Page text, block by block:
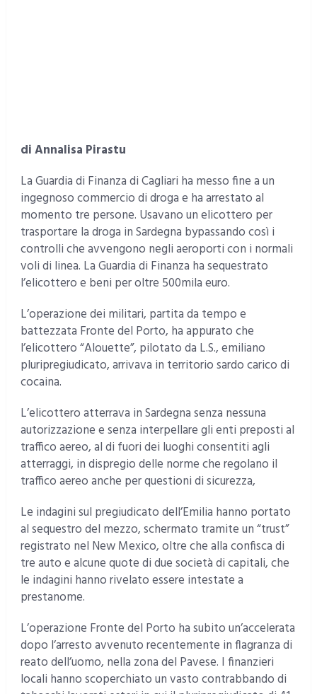
di Annalisa Pirastu
La Guardia di Finanza di Cagliari ha messo fine a un
ingegnoso commercio di droga e ha arrestato al
momento tre persone. Usavano un elicottero per
trasportare la droga in Sardegna bypassando così i
controlli che avvengono negli aeroporti con i normali
voli di linea. La Guardia di Finanza ha sequestrato
l’elicottero e beni per oltre 500mila euro.
L’operazione dei militari, partita da tempo e
battezzata Fronte del Porto, ha appurato che
l’elicottero “Alouette”, pilotato da L.S., emiliano
pluripregiudicato, arrivava in territorio sardo carico di
cocaina.
L’elicottero atterrava in Sardegna senza nessuna
autorizzazione e senza interpellare gli enti preposti al
traffico aereo, al di fuori dei luoghi consentiti agli
atterraggi, in dispregio delle norme che regolano il
traffico aereo anche per questioni di sicurezza,
Le indagini sul pregiudicato dell’Emilia hanno portato
al sequestro del mezzo, schermato tramite un “trust”
registrato nel New Mexico, oltre che alla confisca di
tre auto e alcune quote di due società di capitali, che
le indagini hanno rivelato essere intestate a
prestanome.
L’operazione Fronte del Porto ha subito un’accelerata
dopo l’arresto avvenuto recentemente in flagranza di
reato dell’uomo, nella zona del Pavese. I finanzieri
locali hanno scoperchiato un vasto contrabbando di